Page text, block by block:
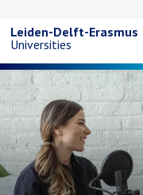
naar
de
inhoud
Leiden-Delft-Erasmus
Universities